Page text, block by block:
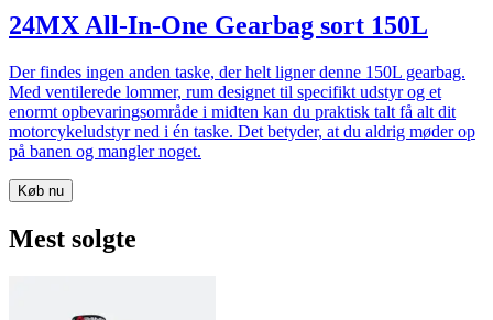
24MX All-In-One Gearbag sort 150L
Der findes ingen anden taske, der helt ligner denne 150L gearbag.
Med ventilerede lommer, rum designet til specifikt udstyr og et
enormt opbevaringsområde i midten kan du praktisk talt få alt dit
motorcykeludstyr ned i én taske. Det betyder, at du aldrig møder op
på banen og mangler noget.
Køb nu
Mest solgte